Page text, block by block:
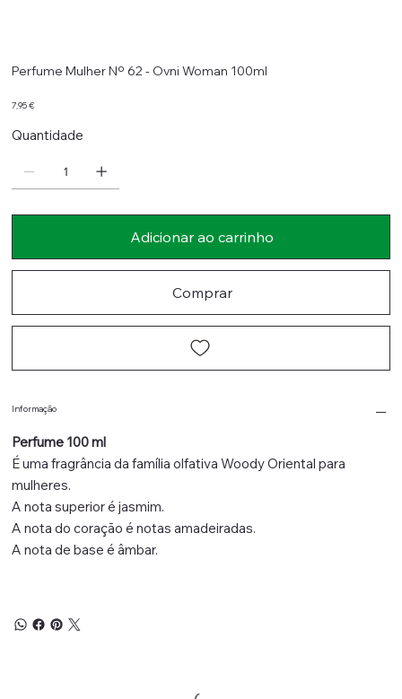
Perfume Mulher Nº 62 - Ovni Woman 100ml
Preço
7,95 €
Quantidade
Adicionar ao carrinho
Comprar
Informação
Perfume 100 ml
É uma fragrância da família olfativa Woody Oriental para
mulheres.
A nota superior é jasmim.
A nota do coração é notas amadeiradas.
A nota de base é âmbar.